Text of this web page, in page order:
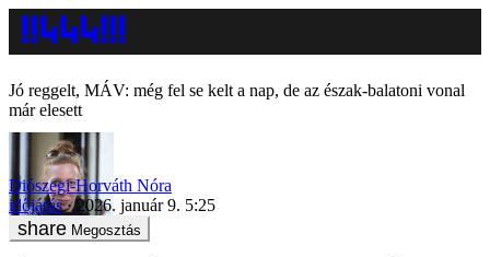
Jó reggelt, MÁV: még fel se kelt a nap, de az észak-balatoni vonal
már elesett
Diószegi-Horváth Nóra
időjárás
2026. január 9. 5:25
Megosztás